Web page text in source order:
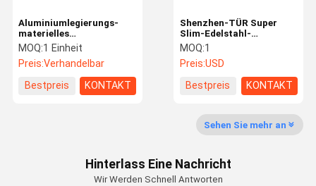
Shenzhen-TÜR Super
Slim-Edelstahl-
MOQ:1
Preis:USD
Bestpreis
KONTAKT
Aluminiumlegierungs-
materielles
biometrisches
Steuerdünnes
Bemessungsgeschwindigkeits-
Tor-Drehkreuz
MOQ:1 Einheit
Preis:Verhandelbar
Bestpreis
KONTAKT
Sehen Sie mehr an
Hinterlass Eine Nachricht
Wir Werden Schnell Antworten